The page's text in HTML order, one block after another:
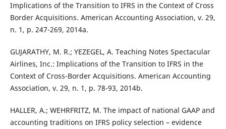
Implications of the Transition to IFRS in the Context of Cross
Border Acquisitions. American Accounting Association, v. 29,
n. 1, p. 247-269, 2014a.
GUJARATHY, M. R.; YEZEGEL, A. Teaching Notes Spectacular
Airlines, Inc.: Implications of the Transition to IFRS in the
Context of Cross-Border Acquisitions. American Accounting
Association, v. 29, n. 1, p. 78-93, 2014b.
HALLER, A.; WEHRFRITZ, M. The impact of national GAAP and
accounting traditions on IFRS policy selection – evidence